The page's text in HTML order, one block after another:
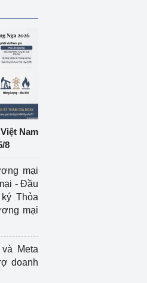
Nam
8
mại
- Đầu
Thỏa
mại
Meta
doanh